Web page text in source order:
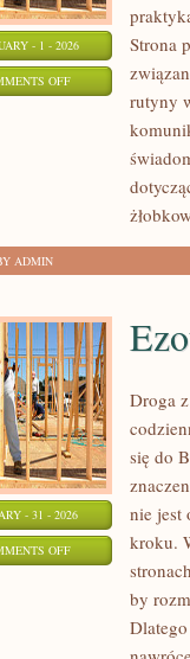
- 1 - 2026
OFFON
WCZESNOSZKOLNA
Strona
rutyny
ADMIN
- 31 - 2026
OFFON
EZOTERYKA
MISTYCYZM
Droga
się do
nie jest
kroku.
by